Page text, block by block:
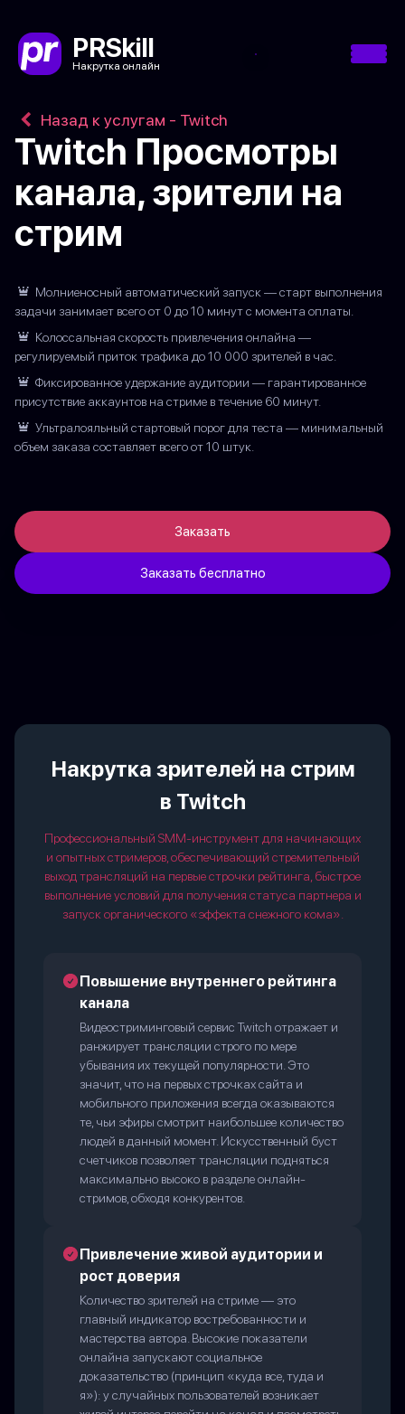
PRSkill
Накрутка онлайн
Назад к услугам - Twitch
Twitch Просмотры
канала, зрители на
стрим
Молниеносный автоматический запуск — старт выполнения
задачи занимает всего от 0 до 10 минут с момента оплаты.
Колоссальная скорость привлечения онлайна —
регулируемый приток трафика до 10 000 зрителей в час.
Фиксированное удержание аудитории — гарантированное
присутствие аккаунтов на стриме в течение 60 минут.
Ультралояльный стартовый порог для теста — минимальный
объем заказа составляет всего от 10 штук.
Заказать
Заказать бесплатно
Накрутка зрителей на стрим
в Twitch
Профессиональный SMM-инструмент для начинающих
и опытных стримеров, обеспечивающий стремительный
выход трансляций на первые строчки рейтинга, быстрое
выполнение условий для получения статуса партнера и
запуск органического «эффекта снежного кома».
Повышение внутреннего рейтинга
канала
Видеостриминговый сервис Twitch отражает и
ранжирует трансляции строго по мере
убывания их текущей популярности. Это
значит, что на первых строчках сайта и
мобильного приложения всегда оказываются
те, чьи эфиры смотрит наибольшее количество
людей в данный момент. Искусственный буст
счетчиков позволяет трансляции подняться
максимально высоко в разделе онлайн-
стримов, обходя конкурентов.
Привлечение живой аудитории и
рост доверия
Количество зрителей на стриме — это
главный индикатор востребованности и
мастерства автора. Высокие показатели
онлайна запускают социальное
доказательство (принцип «куда все, туда и
я»): у случайных пользователей возникает